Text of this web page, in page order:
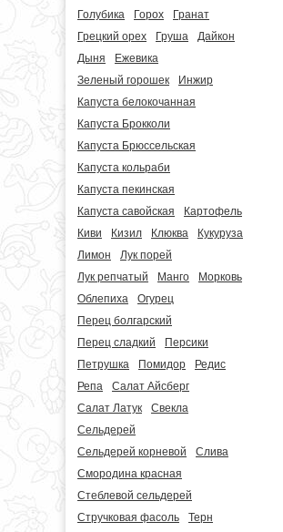
Голубика
Горох
Гранат
Грецкий орех
Груша
Дайкон
Дыня
Ежевика
Зеленый горошек
Инжир
Капуста белокочанная
Капуста Брокколи
Капуста Брюссельская
Капуста кольраби
Капуста пекинская
Капуста савойская
Картофель
Киви
Кизил Клюква
Кукуруза
Лимон
Лук порей
Лук репчатый
Манго
Морковь
Облепиха
Огурец
Перец болгарский
Перец сладкий
Персики
Петрушка
Помидор
Редис
Репа
Салат Айсберг
Салат Латук
Свекла
Сельдерей
Сельдерей корневой
Слива
Смородина красная
Стеблевой сельдерей
Стручковая фасоль
Терн